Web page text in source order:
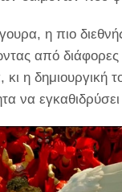
η πιο
από διάφορες
κι η δημιουργική
να